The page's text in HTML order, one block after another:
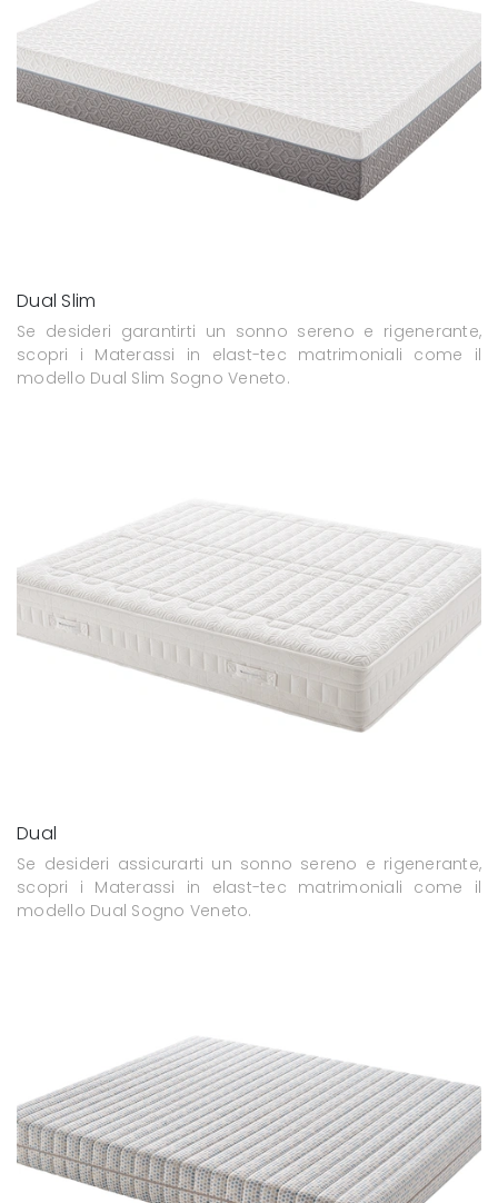
Dual Slim
Se desideri garantirti un sonno sereno e rigenerante,
scopri i Materassi in elast-tec matrimoniali come il
modello Dual Slim Sogno Veneto.
Dual
Se desideri assicurarti un sonno sereno e rigenerante,
scopri i Materassi in elast-tec matrimoniali come il
modello Dual Sogno Veneto.